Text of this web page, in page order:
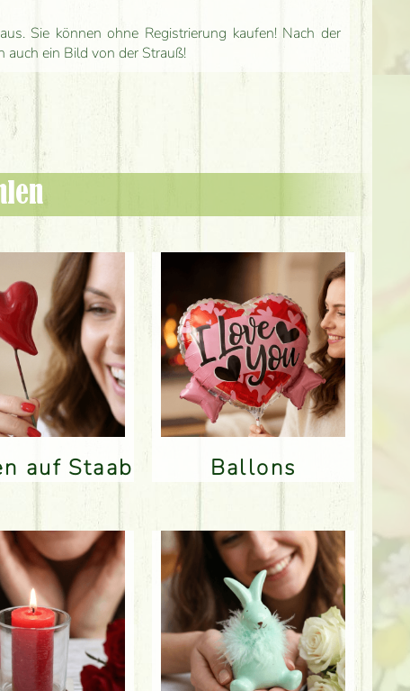
Sie können ohne Registrierung kaufen! Nach der
auch ein Bild von der Strauß!
auf Staab Ballons